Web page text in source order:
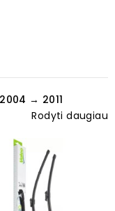
2004 → 2011
Rodyti daugiau